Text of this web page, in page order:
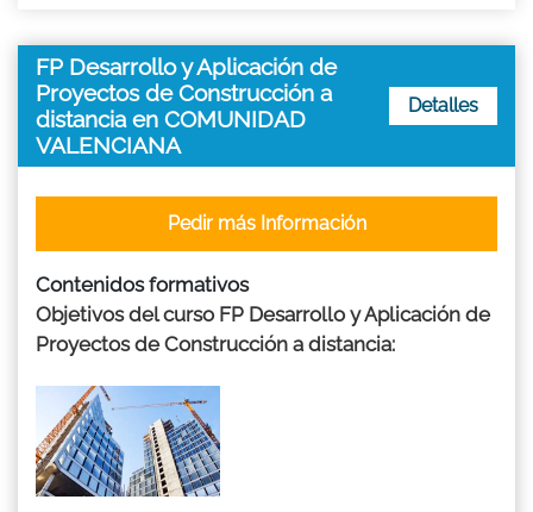
FP Desarrollo y Aplicación de
Proyectos de Construcción a
distancia en COMUNIDAD
VALENCIANA
Detalles
Pedir más Información
Contenidos formativos
Objetivos del curso FP Desarrollo y Aplicación de
Proyectos de Construcción a distancia: